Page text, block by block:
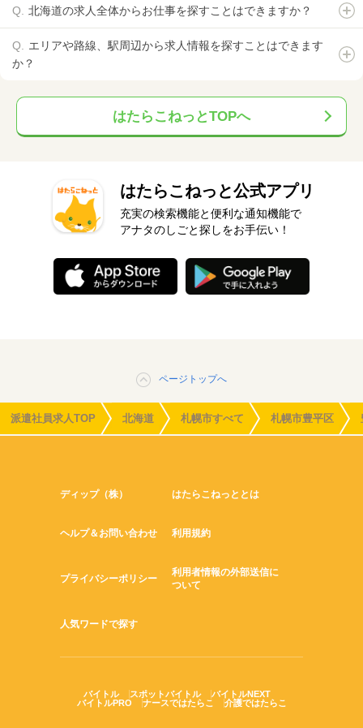
北海道の求人全体からお仕事を探すことはできますか？
エリアや路線、駅周辺から求人情報を探すことはできます
か？
はたらこねっとTOPへ
はたらこねっと公式アプリ
充実の検索機能と便利な通知機能で
アナタのしごと探しをお手伝い！
ページトップへ
派遣社員求人TOP 北海道 札幌市すべて 札幌市豊平区
ディップ（株） はたらこねっととは
ヘルプ＆お問い合わせ 利用規約
プライバシーポリシー
利用者情報の外部送信に
ついて
人気ワードで探す
バイトル スポットバイトル
バイトルNEXT
バイトルPRO
ナースではたらこ 介護ではたらこ